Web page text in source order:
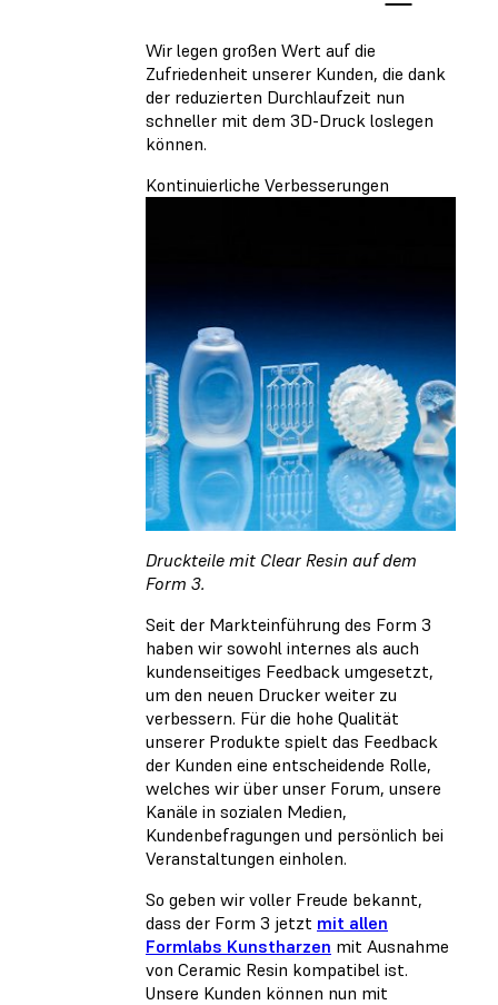
Wir legen großen Wert auf die
Zufriedenheit unserer Kunden, die dank
der reduzierten Durchlaufzeit nun
schneller mit dem 3D-Druck loslegen
können.
Kontinuierliche Verbesserungen
Druckteile mit Clear Resin auf dem
Form 3.
Seit der Markteinführung des Form 3
haben wir sowohl internes als auch
kundenseitiges Feedback umgesetzt,
um den neuen Drucker weiter zu
verbessern. Für die hohe Qualität
unserer Produkte spielt das Feedback
der Kunden eine entscheidende Rolle,
welches wir über unser Forum, unsere
Kanäle in sozialen Medien,
Kundenbefragungen und persönlich bei
Veranstaltungen einholen.
So geben wir voller Freude bekannt,
dass der Form 3 jetzt mit allen
Formlabs Kunstharzen mit Ausnahme
von Ceramic Resin kompatibel ist.
Unsere Kunden können nun mit